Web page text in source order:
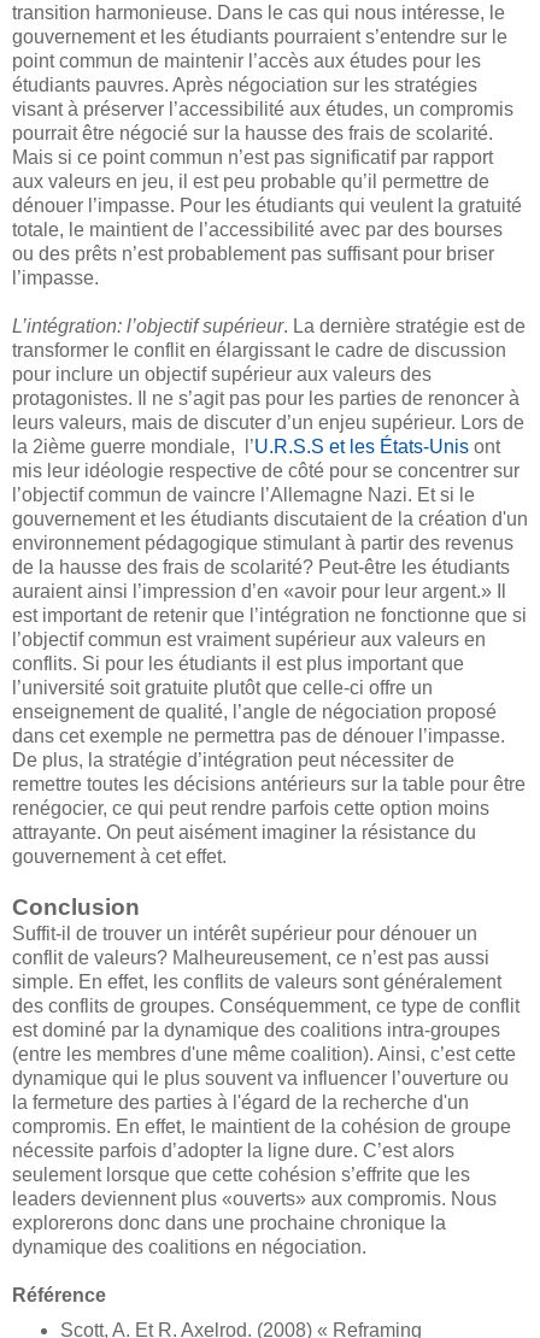
transition harmonieuse. Dans le cas qui nous intéresse, le
gouvernement et les étudiants pourraient s’entendre sur le
point commun de maintenir l’accès aux études pour les
étudiants pauvres. Après négociation sur les stratégies
visant à préserver l’accessibilité aux études, un compromis
pourrait être négocié sur la hausse des frais de scolarité.
Mais si ce point commun n’est pas significatif par rapport
aux valeurs en jeu, il est peu probable qu’il permettre de
dénouer l’impasse. Pour les étudiants qui veulent la gratuité
totale, le maintient de l’accessibilité avec par des bourses
ou des prêts n’est probablement pas suffisant pour briser
l’impasse.
L’intégration: l’objectif supérieur. La dernière stratégie est de
transformer le conflit en élargissant le cadre de discussion
pour inclure un objectif supérieur aux valeurs des
protagonistes. Il ne s’agit pas pour les parties de renoncer à
leurs valeurs, mais de discuter d’un enjeu supérieur. Lors de
la 2ième guerre mondiale, l’U.R.S.S et les États-Unis ont
mis leur idéologie respective de côté pour se concentrer sur
l’objectif commun de vaincre l’Allemagne Nazi. Et si le
gouvernement et les étudiants discutaient de la création d'un
environnement pédagogique stimulant à partir des revenus
de la hausse des frais de scolarité? Peut-être les étudiants
auraient ainsi l’impression d’en «avoir pour leur argent.» Il
est important de retenir que l’intégration ne fonctionne que si
l’objectif commun est vraiment supérieur aux valeurs en
conflits. Si pour les étudiants il est plus important que
l’université soit gratuite plutôt que celle-ci offre un
enseignement de qualité, l’angle de négociation proposé
dans cet exemple ne permettra pas de dénouer l’impasse.
De plus, la stratégie d’intégration peut nécessiter de
remettre toutes les décisions antérieurs sur la table pour être
renégocier, ce qui peut rendre parfois cette option moins
attrayante. On peut aisément imaginer la résistance du
gouvernement à cet effet.
Conclusion
Suffit-il de trouver un intérêt supérieur pour dénouer un
conflit de valeurs? Malheureusement, ce n’est pas aussi
simple. En effet, les conflits de valeurs sont généralement
des conflits de groupes. Conséquemment, ce type de conflit
est dominé par la dynamique des coalitions intra-groupes
(entre les membres d'une même coalition). Ainsi, c’est cette
dynamique qui le plus souvent va influencer l’ouverture ou
la fermeture des parties à l'égard de la recherche d'un
compromis. En effet, le maintient de la cohésion de groupe
nécessite parfois d’adopter la ligne dure. C’est alors
seulement lorsque que cette cohésion s’effrite que les
leaders deviennent plus «ouverts» aux compromis. Nous
explorerons donc dans une prochaine chronique la
dynamique des coalitions en négociation.
Référence
Scott, A. Et R. Axelrod. (2008) « Reframing